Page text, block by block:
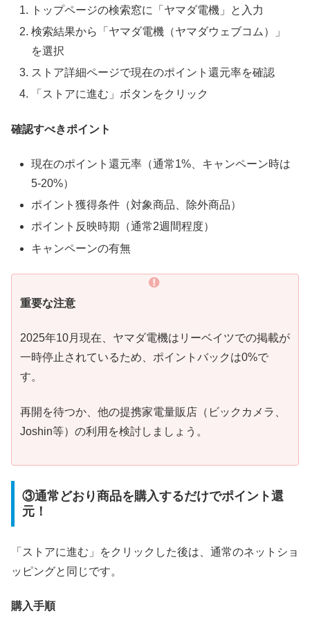
トップページの検索窓に「ヤマダ電機」と入力
検索結果から「ヤマダ電機（ヤマダウェブコム）」
を選択
ストア詳細ページで現在のポイント還元率を確認
「ストアに進む」ボタンをクリック
確認すべきポイント
現在のポイント還元率（通常1%、キャンペーン時は
5-20%）
ポイント獲得条件（対象商品、除外商品）
ポイント反映時期（通常2週間程度）
キャンペーンの有無
重要な注意
2025年10月現在、ヤマダ電機はリーベイツでの掲載が
一時停止されているため、ポイントバックは0%で
す。
再開を待つか、他の提携家電量販店（ビックカメラ、
Joshin等）の利用を検討しましょう。
③通常どおり商品を購入するだけでポイント還
元！
「ストアに進む」をクリックした後は、通常のネットショ
ッピングと同じです。
購入手順